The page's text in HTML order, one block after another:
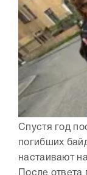
Спустя год
погибших
настаивают
После